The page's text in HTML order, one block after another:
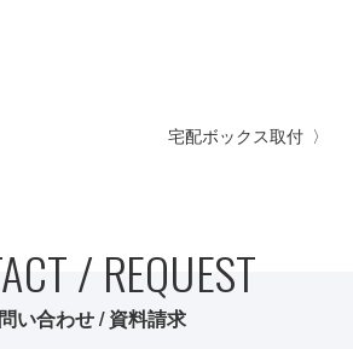
宅配ボックス取付
/ REQUEST
い合わせ / 資料請求